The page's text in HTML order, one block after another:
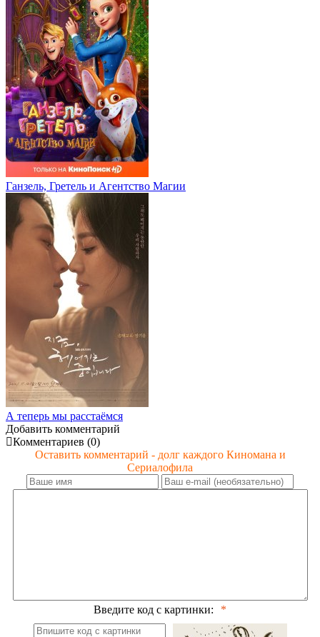
Ганзель, Гретель и Агентство Магии
А теперь мы расстаёмся
Добавить комментарий
Комментариев (0)
Оставить комментарий - долг каждого Киномана и
Сериалофила
Введите код с картинки: